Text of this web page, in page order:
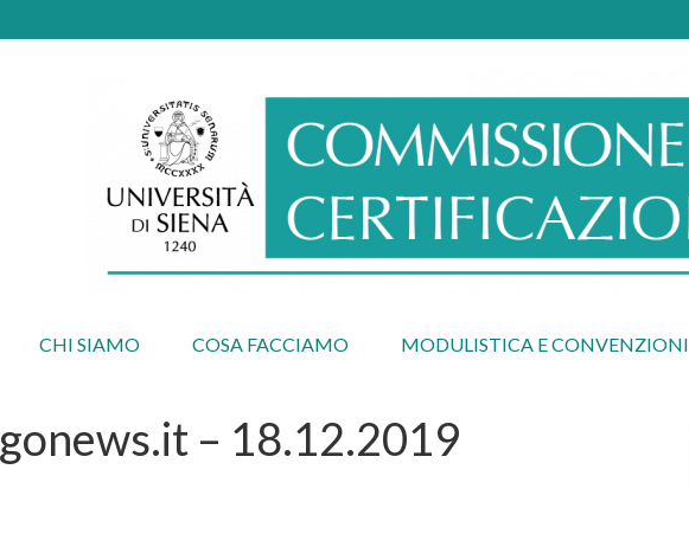
CHI SIAMO COSA FACCIAMO MODULISTICA E CONVENZIONI
gonews.it – 18.12.2019